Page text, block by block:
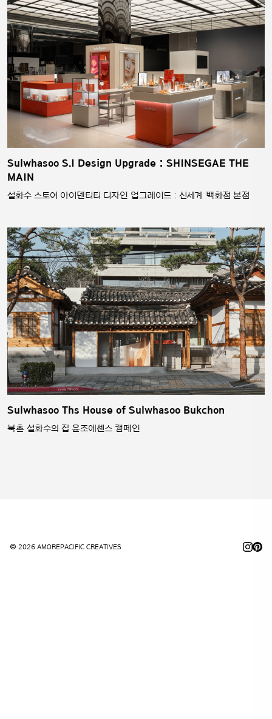
Sulwhasoo S.I Design Upgrade : SHINSEGAE THE
MAIN
설화수 스토어 아이덴티티 디자인 업그레이드 : 신세계 백화점 본점
Sulwhasoo Ths House of Sulwhasoo Bukchon
북촌 설화수의 집 윤조에센스 캠페인
© 2026 AMOREPACIFIC CREATIVES